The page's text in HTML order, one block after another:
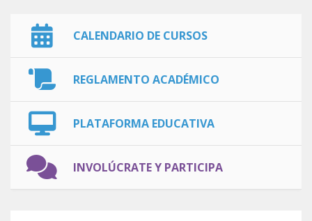
CALENDARIO DE CURSOS
REGLAMENTO ACADÉMICO
PLATAFORMA EDUCATIVA
INVOLÚCRATE Y PARTICIPA